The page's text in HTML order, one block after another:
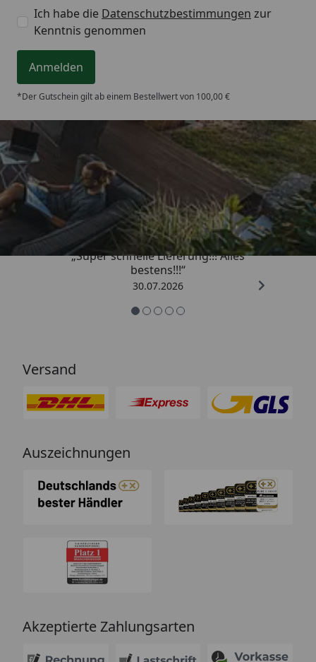
Ich habe die Datenschutzbestimmungen zur
Kenntnis genommen
Anmelden
*Der Gutschein gilt ab einem Bestellwert von 100,00 €
Trusted Shops
4,93/ 5
„Super schnelle Lieferung!!! Alles
bestens!!!“
30.07.2026
Versand
Auszeichnungen
Akzeptierte Zahlungsarten